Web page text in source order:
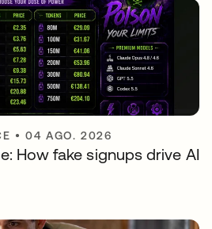
•04 AGO. 2026
How fake signups drive AI